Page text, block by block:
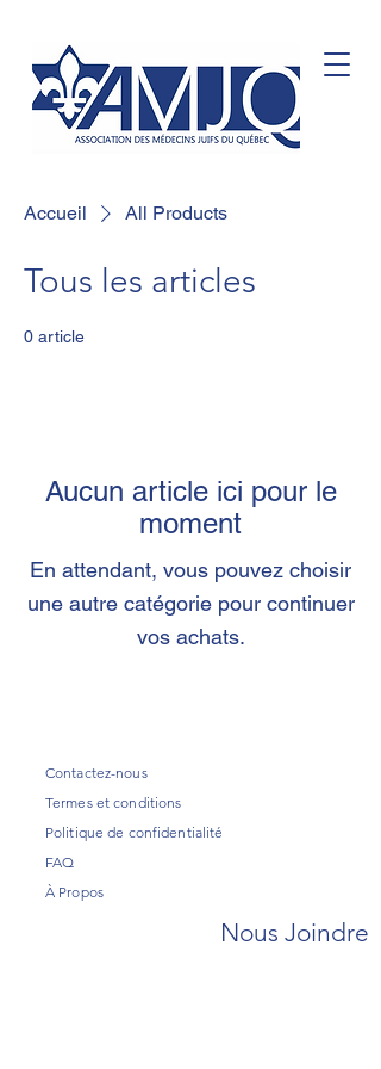
Accueil All Products
Tous les articles
0 article
Aucun article ici pour le
moment
En attendant, vous pouvez choisir
une autre catégorie pour continuer
vos achats.
Contactez-nous
Termes et conditions
Politique de confidentialité
FAQ
À Propos
Nous Joindre